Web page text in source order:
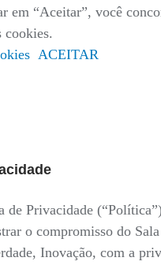
em “Aceitar”, você
cookies.
ACEITAR
de Privacidade
o compromisso do
Inovação, com a